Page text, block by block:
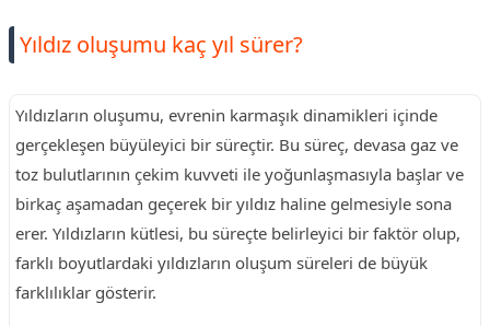
Yıldız oluşumu kaç yıl sürer?
Yıldızların oluşumu, evrenin karmaşık dinamikleri içinde
gerçekleşen büyüleyici bir süreçtir. Bu süreç, devasa gaz ve
toz bulutlarının çekim kuvveti ile yoğunlaşmasıyla başlar ve
birkaç aşamadan geçerek bir yıldız haline gelmesiyle sona
erer. Yıldızların kütlesi, bu süreçte belirleyici bir faktör olup,
farklı boyutlardaki yıldızların oluşum süreleri de büyük
farklılıklar gösterir.